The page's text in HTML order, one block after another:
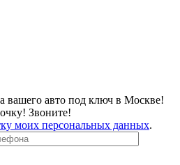
вашего авто под ключ в Москве!
Звоните!
моих персональных данных.